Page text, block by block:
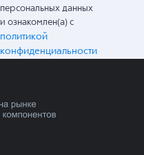
персональных данных
и ознакомлен(а) с
политикой
конфиденциальности